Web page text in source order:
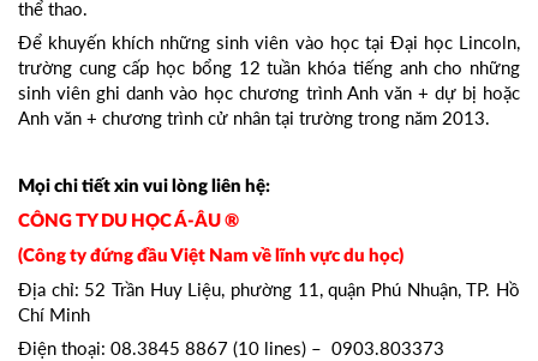
thể thao.
Để khuyến khích những sinh viên vào học tại Đại học Lincoln,
trường cung cấp học bổng 12 tuần khóa tiếng anh cho những
sinh viên ghi danh vào học chương trình Anh văn + dự bị hoặc
Anh văn + chương trình cử nhân tại trường trong năm 2013.
Mọi chi tiết xin vui lòng liên hệ:
CÔNG TY DU HỌC Á-ÂU ®
(Công ty đứng đầu Việt Nam về lĩnh vực du học)
Địa chỉ: 52 Trần Huy Liệu, phường 11, quận Phú Nhuận, TP. Hồ
Chí Minh
Điện thoại: 08.3845 8867 (10 lines) – 0903.803373